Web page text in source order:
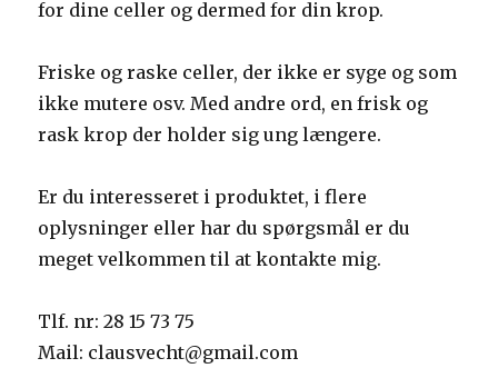
for dine celler og dermed for din krop.
Friske og raske celler, der ikke er syge og som
ikke mutere osv. Med andre ord, en frisk og
rask krop der holder sig ung længere.
Er du interesseret i produktet, i flere
oplysninger eller har du spørgsmål er du
meget velkommen til at kontakte mig.
Tlf. nr: 28 15 73 75
Mail: clausvecht@gmail.com